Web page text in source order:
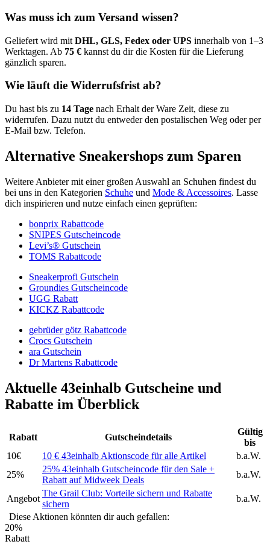
Was muss ich zum Versand wissen?
Geliefert wird mit DHL, GLS, Fedex oder UPS innerhalb von 1–3
Werktagen. Ab 75 € kannst du dir die Kosten für die Lieferung
gänzlich sparen.
Wie läuft die Widerrufsfrist ab?
Du hast bis zu 14 Tage nach Erhalt der Ware Zeit, diese zu
widerrufen. Dazu nutzt du entweder den postalischen Weg oder per
E-Mail bzw. Telefon.
Alternative Sneakershops zum Sparen
Weitere Anbieter mit einer großen Auswahl an Schuhen findest du
bei uns in den Kategorien Schuhe und Mode & Accessoires. Lasse
dich inspirieren und nutze einfach einen geprüften:
bonprix Rabattcode
SNIPES Gutscheincode
Levi’s® Gutschein
TOMS Rabattcode
Sneakerprofi Gutschein
Groundies Gutscheincode
UGG Rabatt
KICKZ Rabattcode
gebrüder götz Rabattcode
Crocs Gutschein
ara Gutschein
Dr Martens Rabattcode
Aktuelle 43einhalb Gutscheine und
Rabatte im Überblick
Rabatt Gutscheindetails
Gültig
bis
10€
10 € 43einhalb Aktionscode für alle Artikel
b.a.W.
25%
25% 43einhalb Gutscheincode für den Sale +
Rabatt auf Midweek Deals
b.a.W.
Angebot
The Grail Club: Vorteile sichern und Rabatte
sichern
b.a.W.
Diese Aktionen könnten dir auch gefallen:
20%
Rabatt